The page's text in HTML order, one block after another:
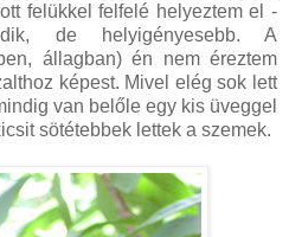
felükkel felfelé helyeztem el -
de helyigényesebb. A
állagban) én nem éreztem
képest. Mivel elég sok lett
van belőle egy kis üveggel
sötétebbek lettek a szemek.